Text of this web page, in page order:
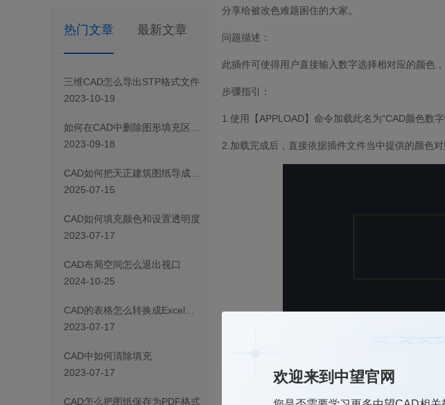
热门文章 最新文章
三维CAD怎么导出STP格式文件
2023-10-19
如何在CAD中删除图形填充区域的一部分
2023-09-18
CAD如何把天正建筑图纸导成天正T3/T8/T9格式版本
2025-07-15
CAD如何填充颜色和设置透明度
2023-07-17
CAD布局空间怎么退出视口
2024-10-25
CAD 的表格怎么转换成Excel表格
2023-07-17
CAD 中如何清除填充
2023-07-17
CAD怎么把图纸保存为PDF格式
分享给被改色难题困住的大家。
问题描述：
此插件可使得用户直接输入数字选择相对应的颜色
步骤指引：
1.使用【APPLOAD】命令加载此名为“CAD颜色数字
2.加载完成后，直接依据插件文件当中提供的颜色对
欢迎来到中望官网